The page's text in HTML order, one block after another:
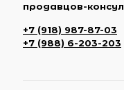
продавцов-
+7 (918) 987-87-03
+7 (988) 6-203-203